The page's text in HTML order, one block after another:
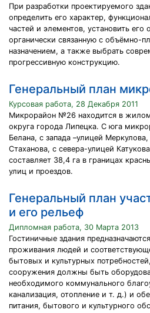
При разработки проектируемого
определить его характер,
частей и элементов, установить
органически связанную с объёмно-
назначением, а также выбрать
прогрессивную конструкцию.
Генеральный план
Курсовая работа, 28 Декабря 2011
Микрорайон №26 находится в
округа города Липецка. С юга
Белана, с запада –улицей
Стаханова, с севера-улицей
составляет 38,4 га в границах
улиц и проездов.
Генеральный план
и его рельеф
Дипломная работа, 30 Марта 2013
Гостиничные здания
проживания людей и
бытовых и культурных
сооружения должны быть
необходимого коммунального
канализация, отопление и т. д.) и
питания, бытового и культурного